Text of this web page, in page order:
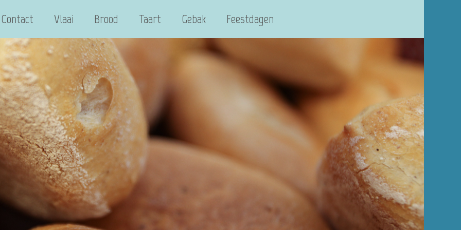
Contact Vlaai Brood Taart Gebak Feestdagen